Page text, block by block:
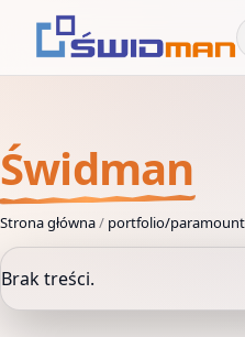
Świdman
Strona główna/ portfolio/
Brak treści.